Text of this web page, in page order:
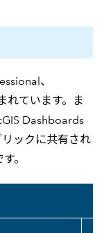
、
れています。ま
Dashboards
ックに共有され
。